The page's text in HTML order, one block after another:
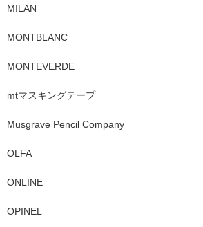
MILAN
MONTBLANC
MONTEVERDE
mtマスキングテープ
Musgrave Pencil Company
OLFA
ONLINE
OPINEL